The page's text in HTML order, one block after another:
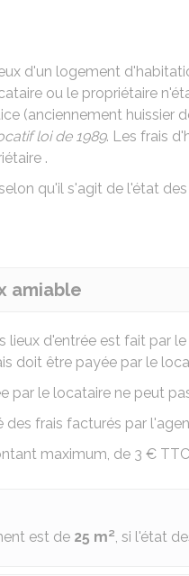
d'un logement
ou le propriétaire
(anciennement huissier
loi de 1989. Les frais
.
qu'il s'agit de l'état
amiable
lieux d'entrée est fait par
doit être payée par le
par le locataire ne peut
des frais facturés par
maximum, de 3 € TTC
est de 25 m², si l'état